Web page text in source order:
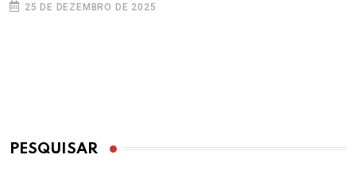
25 DE DEZEMBRO DE 2025
PESQUISAR